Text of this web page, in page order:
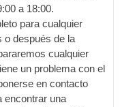
a 18:00.
para cualquier
o después de la
cualquier
un problema con el
en contacto
encontrar una